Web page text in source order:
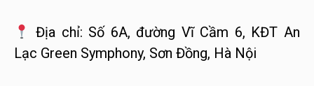
Địa chỉ: Số 6A, đường Vĩ Cầm 6, KĐT An
Lạc Green Symphony, Sơn Đồng, Hà Nội